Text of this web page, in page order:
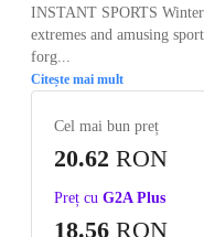
INSTANT SPORTS
extremes and amusing
forg...
Citește mai mult
Cel mai bun preț
20.62 RON
Preț cu G2A Plus
18.56 RON